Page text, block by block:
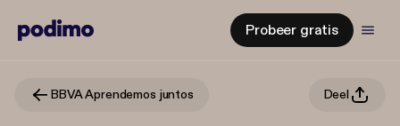
Probeer gratis
BBVA Aprendemos juntos Deel